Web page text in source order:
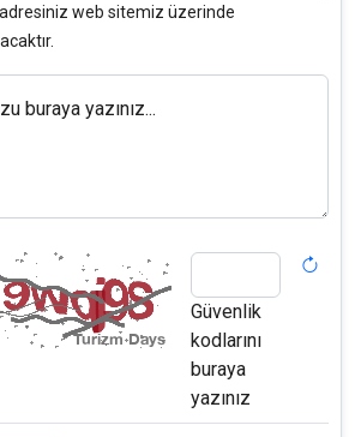
web sitemiz üzerinde
buraya yazınız...
Güvenlik
kodlarını
buraya
yazınız